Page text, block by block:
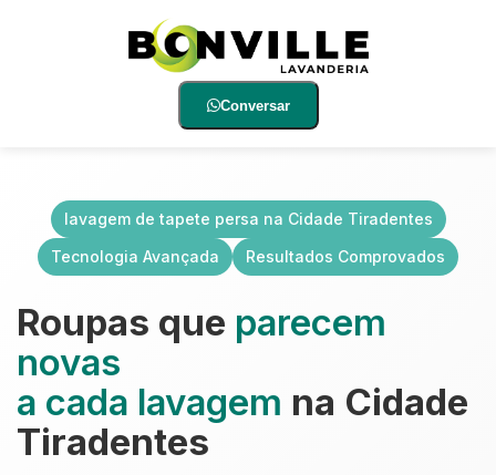
Conversar
lavagem de tapete persa na Cidade Tiradentes
Tecnologia Avançada
Resultados Comprovados
Roupas que parecem
novas
a cada lavagem na Cidade
Tiradentes